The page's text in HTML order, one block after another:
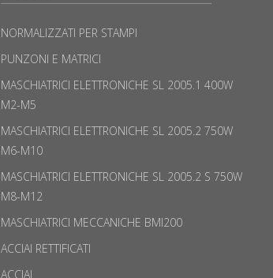
NORMALIZZATI PER STAMPI
PUNZONI E MATRICI
MASCHIATRICI ELETTRONICHE SL 2005.1 400W
M2-M5
MASCHIATRICI ELETTRONICHE SL 2005.2 750W
M6-M10
MASCHIATRICI ELETTRONICHE SL 2005.2 S 750W
M8-M12
MASCHIATRICI MECCANICHE BMI200
ACCIAI RETTIFICATI
ACCIAI